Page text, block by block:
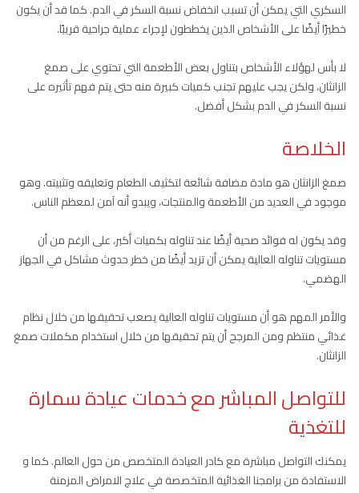
السكري التي يمكن أن تسبب انخفاض نسبة السكر في الدم. كما قد أن يكون
خطيرًا أيضًا على الأشخاص الذين يخططون لإجراء عملية جراحية قريبًا.
لا بأس لهؤلاء الأشخاص بتناول بعض الأطعمة التي تحتوي على صمغ
الزانثان، ولكن يجب عليهم تجنب كميات كبيرة منه حتى يتم فهم تأثيره على
نسبة السكر في الدم بشكل أفضل.
الخلاصة
صمغ الزانثان هو مادة مضافة شائعة لتكثيف الطعام وتعليقه وتثبيته. وهو
موجود في العديد من الأطعمة والمنتجات، ويبدو أنه آمن لمعظم الناس.
وقد يكون له فوائد صحية أيضًا عند تناوله بكميات أكبر، على الرغم من أن
مستويات تناوله العالية يمكن أن تزيد أيضًا من خطر حدوث مشاكل في الجهاز
الهضمي.
والأمر المهم هو أن مستويات تناوله العالية يصعب تحقيقها من خلال نظام
غذائي منتظم ومن المرجح أن يتم تحقيقها من خلال استخدام مكملات صمغ
الزانثان.
للتواصل المباشر مع خدمات عيادة سمارة
للتغذية
يمكنك التواصل مباشرة مع كادر العيادة المتخصص من حول العالم. كما و
الاستفادة من برامجنا الغذائية المتخصصة في علاج الامراض المزمنة